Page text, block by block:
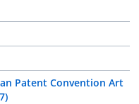
Patent Convention Art